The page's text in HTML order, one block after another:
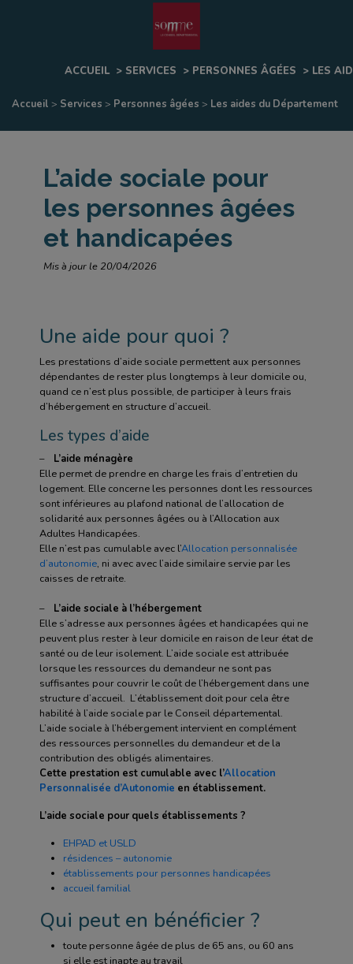
ACCUEIL >SERVICES > PERSONNES ÂGÉES > LES
Accueil > Services > Personnes âgées > Les aides du Département
L’aide sociale pour
les personnes âgées
et handicapées
Mis à jour le 20/04/2026
Une aide pour quoi ?
Les prestations d’aide sociale permettent aux personnes
dépendantes de rester plus longtemps à leur domicile ou,
quand ce n’est plus possible, de participer à leurs frais
d’hébergement en structure d’accueil.
Les types d’aide
–
L’aide ménagère
Elle permet de prendre en charge les frais d’entretien du
logement. Elle concerne les personnes dont les ressources
sont inférieures au plafond national de l’allocation de
solidarité aux personnes âgées ou à l’Allocation aux
Adultes Handicapées.
Elle n’est pas cumulable avec l’Allocation personnalisée
d’autonomie, ni avec avec l’aide similaire servie par les
caisses de retraite.
–
L’aide sociale à l’hébergement
Elle s’adresse aux personnes âgées et handicapées qui ne
peuvent plus rester à leur domicile en raison de leur état de
santé ou de leur isolement. L’aide sociale est attribuée
lorsque les ressources du demandeur ne sont pas
suffisantes pour couvrir le coût de l’hébergement dans une
structure d’accueil. L’établissement doit pour cela être
habilité à l’aide sociale par le Conseil départemental.
L’aide sociale à l’hébergement intervient en complément
des ressources personnelles du demandeur et de la
contribution des obligés alimentaires.
Cette prestation est cumulable avec l’Allocation
Personnalisée d’Autonomie en établissement.
L’aide sociale pour quels établissements ?
EHPAD et USLD
résidences – autonomie
établissements pour personnes handicapées
accueil familial
Qui peut en bénéficier ?
toute personne âgée de plus de 65 ans, ou 60 ans
si elle est inapte au travail
chat